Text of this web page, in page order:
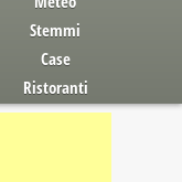
Stemmi
Case
Ristoranti